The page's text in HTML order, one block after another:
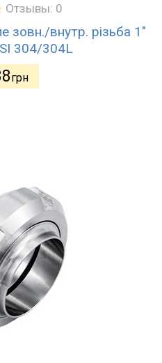
Отзывы: 0
зовн./внутр. різьба 1"
304/304L
грн